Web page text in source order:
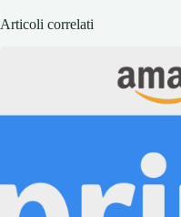
Articoli correlati